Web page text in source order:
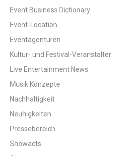
Event Business Dictionary
Event-Location
Eventagenturen
Kultur- und Festival-Veranstalter
Live Entertainment News
Musik Konzepte
Nachhaltigkeit
Neuhigkeiten
Pressebereich
Showacts